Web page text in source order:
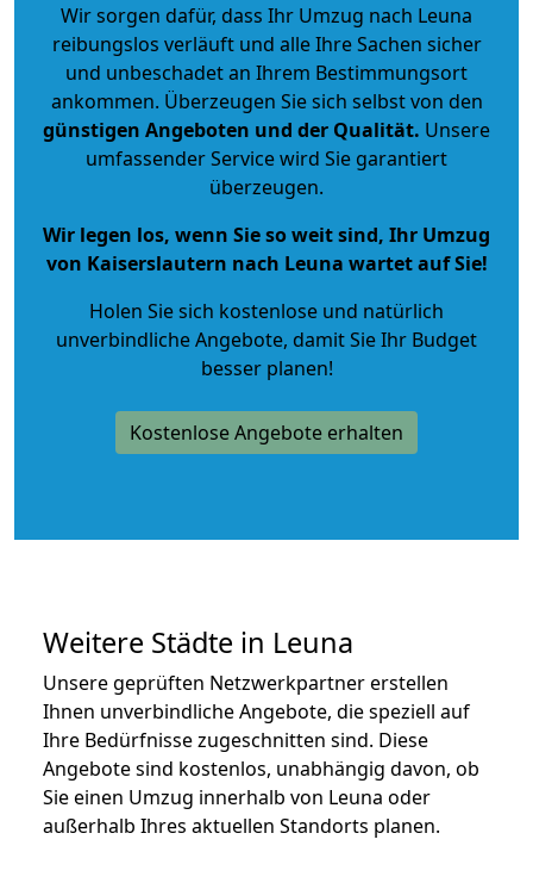
Wir sorgen dafür, dass Ihr Umzug nach Leuna
reibungslos verläuft und alle Ihre Sachen sicher
und unbeschadet an Ihrem Bestimmungsort
ankommen. Überzeugen Sie sich selbst von den
günstigen Angeboten und der Qualität. Unsere
umfassender Service wird Sie garantiert
überzeugen.
Wir legen los, wenn Sie so weit sind, Ihr Umzug
von Kaiserslautern nach Leuna wartet auf Sie!
Holen Sie sich kostenlose und natürlich
unverbindliche Angebote, damit Sie Ihr Budget
besser planen!
Kostenlose Angebote erhalten
Weitere Städte in Leuna
Unsere geprüften Netzwerkpartner erstellen
Ihnen unverbindliche Angebote, die speziell auf
Ihre Bedürfnisse zugeschnitten sind. Diese
Angebote sind kostenlos, unabhängig davon, ob
Sie einen Umzug innerhalb von Leuna oder
außerhalb Ihres aktuellen Standorts planen.